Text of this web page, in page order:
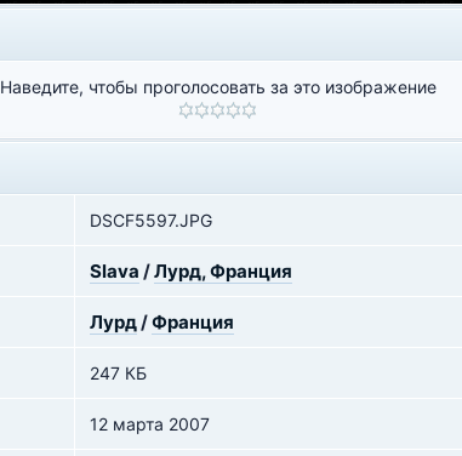
Наведите, чтобы проголосовать за это изображение
DSCF5597.JPG
Slava /Лурд, Франция
Лурд/Франция
247 КБ
12 марта 2007